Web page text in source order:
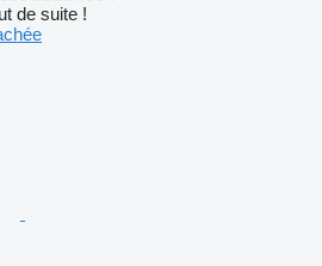
de suite !